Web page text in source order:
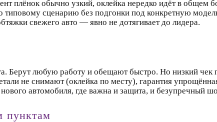
плёнок обычно узкий, оклейка нередко идёт в общем
сценарию без подгонки под конкретную
свежего авто — явно не дотягивает до лидера.
Берут любую работу и обещают быстро. Но низкий чек
не снимают (оклейка по месту), гарантия
автомобиля, где важна и защита, и безупречный
пунктам